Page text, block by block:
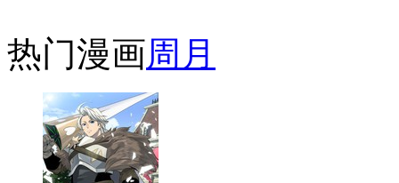
热门漫画周 月